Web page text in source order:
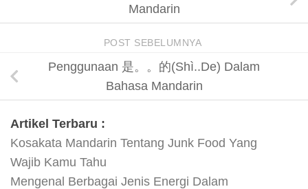
Mandarin
POST SEBELUMNYA
Penggunaan 是。。的(Shì..De) Dalam
Bahasa Mandarin
Artikel Terbaru :
Kosakata Mandarin Tentang Junk Food Yang
Wajib Kamu Tahu
Mengenal Berbagai Jenis Energi Dalam